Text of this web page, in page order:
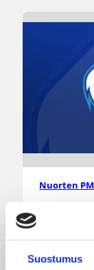
Suostumus
Nuorten